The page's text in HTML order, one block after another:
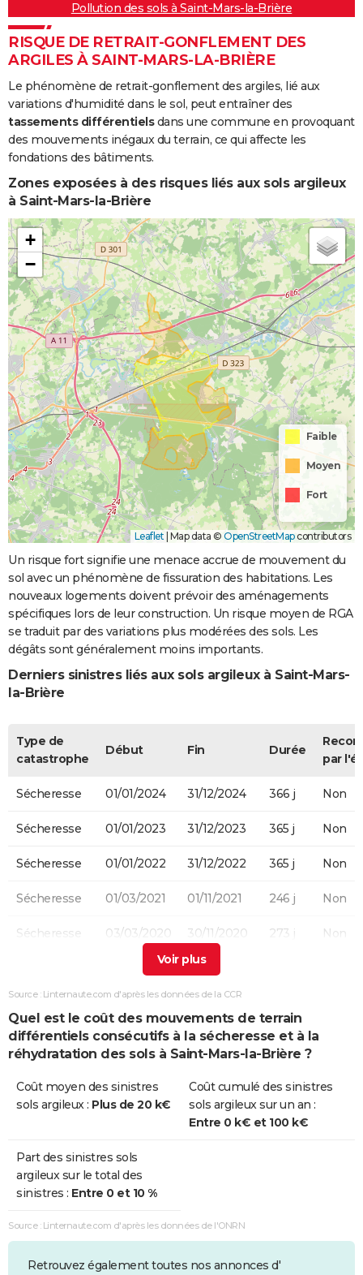
Pollution des sols à Saint-Mars-la-Brière
RISQUE DE RETRAIT-GONFLEMENT DES
ARGILES À SAINT-MARS-LA-BRIÈRE
Le phénomène de retrait-gonflement des argiles, lié aux
variations d'humidité dans le sol, peut entraîner des
tassements différentielsdans une commune en provoquant
des mouvements inégaux du terrain, ce qui affecte les
fondations des bâtiments.
Zones exposées à des risques liés aux sols argileux
à Saint-Mars-la-Brière
+
−
Faible
Moyen
Fort
Leaflet Map data © OpenStreetMapcontributors
Un risque fort signifie une menace accrue de mouvement du
sol avec un phénomène de fissuration des habitations. Les
nouveaux logements doivent prévoir des aménagements
spécifiques lors de leur construction. Un risque moyen de RGA
se traduit par des variations plus modérées des sols. Les
dégâts sont généralement moins importants.
Derniers sinistres liés aux sols argileux à Saint-Mars-
la-Brière
Type de
catastrophe
Début Fin Durée
par
Sécheresse 01/01/2024 31/12/2024 366 j Non
Sécheresse 01/01/2023 31/12/2023 365 j Non
Sécheresse 01/01/2022 31/12/2022 365 j Non
Sécheresse 01/03/2021 01/11/2021 246 j Non
Sécheresse 03/03/2020 30/11/2020 273 j Non
01/07/2003
Source : Linternaute.com d'après les données de la CCR
Quel est le coût des mouvements de terrain
différentiels consécutifs à la sécheresse et à la
réhydratation des sols à Saint-Mars-la-Brière ?
Coût moyen des sinistres
sols argileux : Plus de 20 k€
Coût cumulé des sinistres
sols argileux sur un an :
Entre 0 k€ et 100 k€
Part des sinistres sols
argileux sur le total des
sinistres : Entre 0 et 10 %
Source : Linternaute.com d'après les données de l'ONRN
Retrouvez également toutes nos annonces d'